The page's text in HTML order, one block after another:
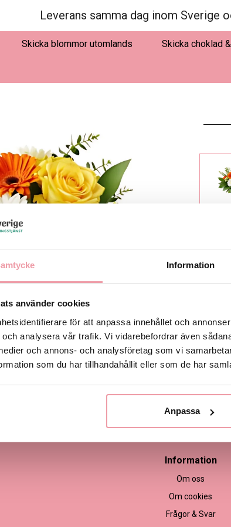
Information
använder cookies
för att anpassa innehållet och
analysera vår trafik. Vi vidarebefordrar även
och annons- och analysföretag som vi
som du har tillhandahållit eller som de har
Anpassa
Leverans samma dag inom Sverige
Skicka blommor utomlands Skicka choklad
Information
Om oss
Om cookies
Frågor & Svar